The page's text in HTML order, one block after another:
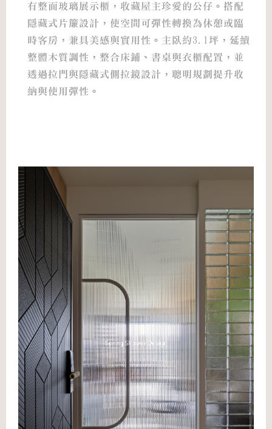
有整面玻璃展示櫃，收藏屋主珍愛的公仔。搭配
隱藏式片簾設計，使空間可彈性轉換為休憩或臨
時客房，兼具美感與實用性。主臥約3.1坪，延續
整體木質調性，整合床鋪、書桌與衣櫃配置，並
透過拉門與隱藏式側拉鏡設計，聰明規劃提升收
納與使用彈性。